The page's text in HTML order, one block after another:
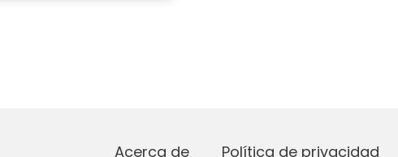
Acerca de Política de privacidad